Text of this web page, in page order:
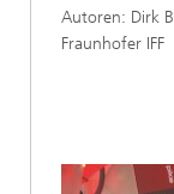
Autoren: Dirk
Fraunhofer IFF